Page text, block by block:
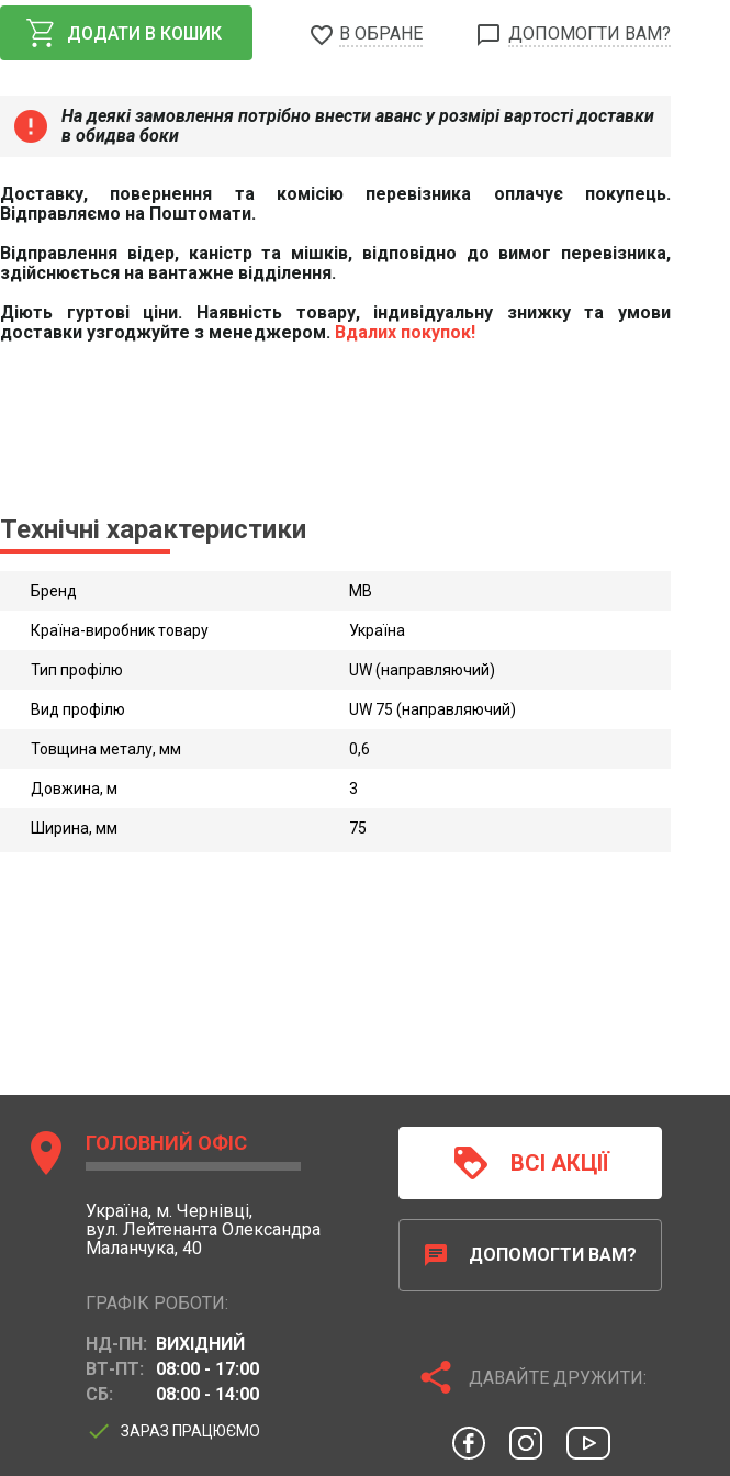
ДОДАТИ В КОШИК favorite_border В ОБРАНЕ chat_bubble_outline ДОПОМОГТИ ВАМ?
error
На деякі замовлення потрібно внести аванс у розмірі вартості доставки
в обидва боки
Доставку, повернення та комісію перевізника оплачує покупець.
Відправляємо на Поштомати.
Відправлення відер, каністр та мішків, відповідно до вимог перевізника,
здійснюється на вантажне відділення.
Діють гуртові ціни. Наявність товару, індивідуальну знижку та умови
доставки узгоджуйте з менеджером. Вдалих покупок!
Технічні характеристики
Бренд MB
Країна-виробник товару Україна
Тип профілю UW (направляючий)
Вид профілю UW 75 (направляючий)
Товщина металу, мм 0,6
Довжина, м 3
Ширина, мм 75
location_on ГОЛОВНИЙ ОФІС
Україна, м. Чернівці,
вул. Лейтенанта Олександра
Маланчука, 40
ГРАФІК РОБОТИ:
НД-ПН: ВИХІДНИЙ
ВТ-ПТ:
08:00 - 17:00
СБ:
08:00 - 14:00
done ЗАРАЗ ПРАЦЮЄМО
loyalty ВСІ АКЦІЇ
chat ДОПОМОГТИ ВАМ?
share ДАВАЙТЕ ДРУЖИТИ: